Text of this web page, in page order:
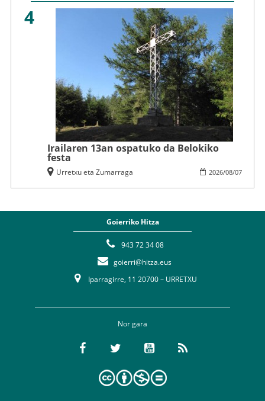
4
Irailaren 13an ospatuko da Belokiko
festa
2026/08/07
Urretxu eta Zumarraga
Goierriko Hitza
943 72 34 08
goierri@hitza.eus
Iparragirre, 11 20700 – URRETXU
Nor gara